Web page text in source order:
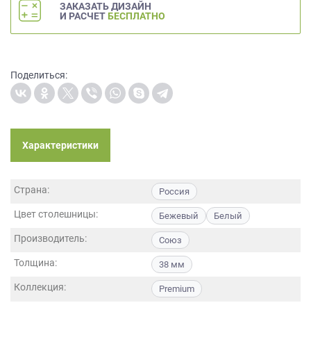
ЗАКАЗАТЬ ДИЗАЙН
И РАСЧЕТ БЕСПЛАТНО
Поделиться:
Характеристики
Страна: Россия
Цвет столешницы: Бежевый Белый
Производитель: Союз
Толщина: 38 мм
Коллекция: Premium
метрическими
условиях
обработки
персональных